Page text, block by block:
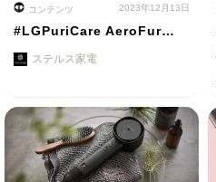
コンテンツ 2023年12月13日
#LGPuriCare AeroFur…
ステルス家電